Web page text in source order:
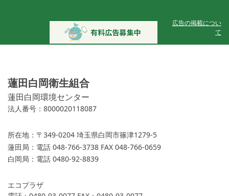
広告の掲載につい
て
蓮田白岡衛生組合
蓮田白岡環境センター
法人番号：8000020118087
所在地： 〒349-0204 埼玉県白岡市篠津1279-5
蓮田局： 電話 048-766-3738 FAX 048-766-0659
白岡局： 電話 0480-92-8839
エコプラザ